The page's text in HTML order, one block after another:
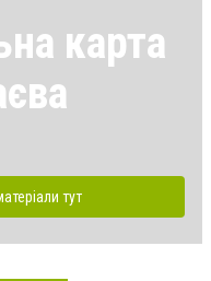
карта
тут